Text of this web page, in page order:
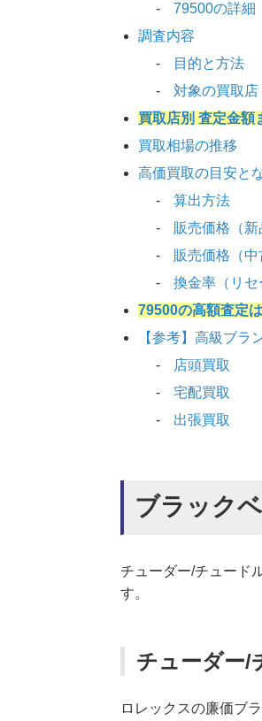
79500の詳細
調査内容
目的と方法
対象の買取店
買取店別 査定金額
買取相場の推移
高価買取の目安と
算出方法
販売価格（新
販売価格（中
換金率（リセ
79500の高額査定
【参考】高級ブラ
店頭買取
宅配買取
出張買取
ブラック
チューダー/チュード
す。
チューダー/
ロレックスの廉価ブ